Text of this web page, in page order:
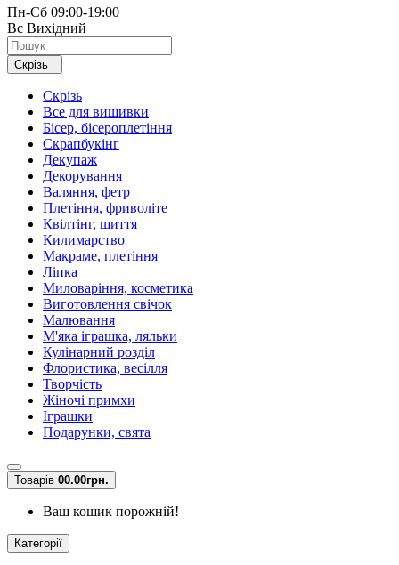
Пн-Сб 09:00-19:00
Вс Вихідний
Скрізь
Скрізь
Все для вишивки
Бісер, бісероплетіння
Скрапбукінг
Декупаж
Декорування
Валяння, фетр
Плетіння, фриволіте
Квілтінг, шиття
Килимарство
Макраме, плетіння
Ліпка
Миловаріння, косметика
Виготовлення свічок
Малювання
М'яка іграшка, ляльки
Кулінарний розділ
Флористика, весілля
Творчість
Жіночі примхи
Іграшки
Подарунки, свята
Товарів 00.00грн.
Ваш кошик порожній!
Категорії